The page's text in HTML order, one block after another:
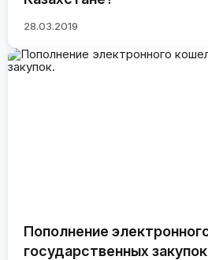
28.03.2019
Пополнение
государственных